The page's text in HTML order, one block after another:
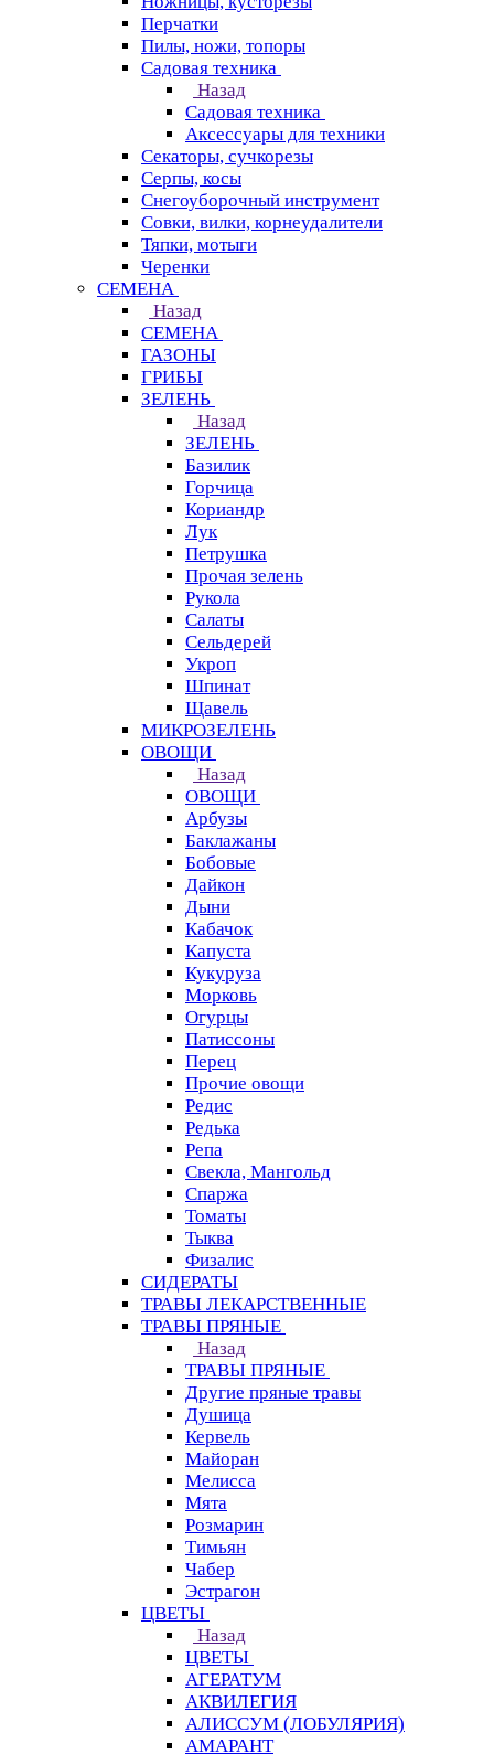
Перчатки
Пилы, ножи, топоры
Садовая техника
Назад
Садовая техника
Аксессуары для техники
Секаторы, сучкорезы
Серпы, косы
Снегоуборочный инструмент
Совки, вилки, корнеудалители
Тяпки, мотыги
Черенки
СЕМЕНА
Назад
СЕМЕНА
ГАЗОНЫ
ГРИБЫ
ЗЕЛЕНЬ
Назад
ЗЕЛЕНЬ
Базилик
Горчица
Кориандр
Лук
Петрушка
Прочая зелень
Рукола
Салаты
Сельдерей
Укроп
Шпинат
Щавель
МИКРОЗЕЛЕНЬ
ОВОЩИ
Назад
ОВОЩИ
Арбузы
Баклажаны
Бобовые
Дайкон
Дыни
Кабачок
Капуста
Кукуруза
Морковь
Огурцы
Патиссоны
Перец
Прочие овощи
Редис
Редька
Репа
Свекла, Мангольд
Спаржа
Томаты
Тыква
Физалис
СИДЕРАТЫ
ТРАВЫ ЛЕКАРСТВЕННЫЕ
ТРАВЫ ПРЯНЫЕ
Назад
ТРАВЫ ПРЯНЫЕ
Другие пряные травы
Душица
Кервель
Майоран
Мелисса
Мята
Розмарин
Тимьян
Чабер
Эстрагон
ЦВЕТЫ
Назад
ЦВЕТЫ
АГЕРАТУМ
АКВИЛЕГИЯ
АЛИССУМ (ЛОБУЛЯРИЯ)
АМАРАНТ